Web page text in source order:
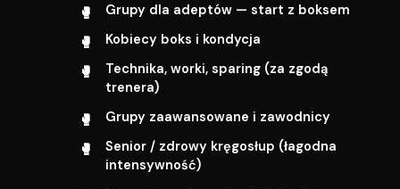
Grupy dla adeptów — start z boksem
Kobiecy boks i kondycja
Technika, worki, sparing (za zgodą
trenera)
Grupy zaawansowane i zawodnicy
Senior / zdrowy kręgosłup (łagodna
intensywność)